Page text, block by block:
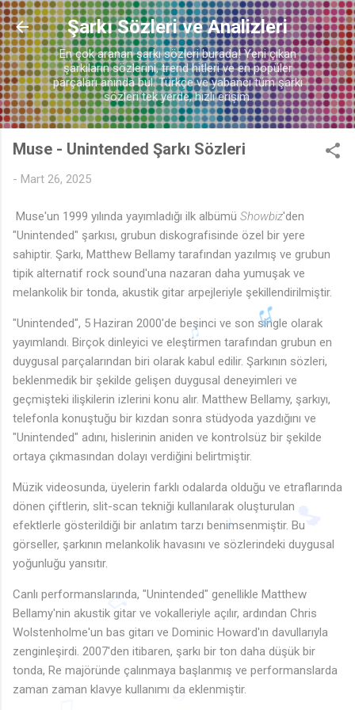
Ana içeriğe atla
Şarkı Sözleri ve Analizleri
En çok aranan şarkı sözleri burada! Yeni çıkan
şarkıların sözlerini, trend hitleri ve en popüler
parçaları anında bul. Türkçe ve yabancı tüm şarkı
sözleri tek yerde, hızlı erişim.
Muse - Unintended Şarkı Sözleri
- Mart 26, 2025
Muse'un 1999 yılında yayımladığı ilk albümü Showbiz'den
"Unintended" şarkısı, grubun diskografisinde özel bir yere
sahiptir. Şarkı, Matthew Bellamy tarafından yazılmış ve grubun
tipik alternatif rock sound'una nazaran daha yumuşak ve
melankolik bir tonda, akustik gitar arpejleriyle şekillendirilmiştir.
"Unintended", 5 Haziran 2000'de beşinci ve son single olarak
yayımlandı. Birçok dinleyici ve eleştirmen tarafından grubun en
duygusal parçalarından biri olarak kabul edilir. Şarkının sözleri,
beklenmedik bir şekilde gelişen duygusal deneyimleri ve
geçmişteki ilişkilerin izlerini konu alır. Matthew Bellamy, şarkıyı,
telefonla konuştuğu bir kızdan sonra stüdyoda yazdığını ve
"Unintended" adını, hislerinin aniden ve kontrolsüz bir şekilde
ortaya çıkmasından dolayı verdiğini belirtmiştir.
Müzik videosunda, üyelerin farklı odalarda olduğu ve etraflarında
dönen çiftlerin, slit-scan tekniği kullanılarak oluşturulan
efektlerle gösterildiği bir anlatım tarzı benimsenmiştir. Bu
görseller, şarkının melankolik havasını ve sözlerindeki duygusal
yoğunluğu yansıtır.
Canlı performanslarında, "Unintended" genellikle Matthew
Bellamy'nin akustik gitar ve vokalleriyle açılır, ardından Chris
Wolstenholme'un bas gitarı ve Dominic Howard'ın davullarıyla
zenginleşirdi. 2007'den itibaren, şarkı bir ton daha düşük bir
tonda, Re majöründe çalınmaya başlanmış ve performanslarda
zaman zaman klavye kullanımı da eklenmiştir.
🎵
♫
♫
♫